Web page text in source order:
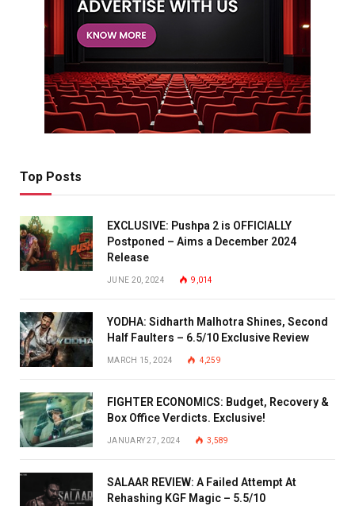
Top Posts
EXCLUSIVE: Pushpa 2 is OFFICIALLY
Postponed – Aims a December 2024
Release
JUNE 20, 2024 9,014
YODHA: Sidharth Malhotra Shines, Second
Half Faulters – 6.5/10 Exclusive Review
MARCH 15, 2024 4,259
FIGHTER ECONOMICS: Budget, Recovery &
Box Office Verdicts. Exclusive!
JANUARY 27, 2024 3,589
SALAAR REVIEW: A Failed Attempt At
Rehashing KGF Magic – 5.5/10